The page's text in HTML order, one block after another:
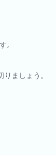
。
ましょう。